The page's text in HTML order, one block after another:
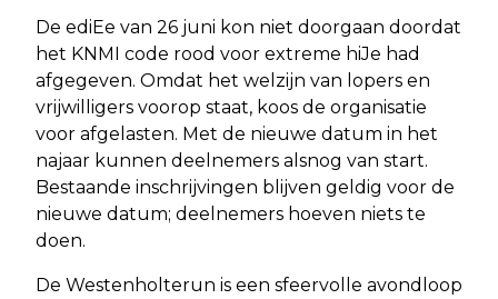
De ediEe van 26 juni kon niet doorgaan doordat
het KNMI code rood voor extreme hiJe had
afgegeven. Omdat het welzijn van lopers en
vrijwilligers voorop staat, koos de organisatie
voor afgelasten. Met de nieuwe datum in het
najaar kunnen deelnemers alsnog van start.
Bestaande inschrijvingen blijven geldig voor de
nieuwe datum; deelnemers hoeven niets te
doen.
De Westenholterun is een sfeervolle avondloop